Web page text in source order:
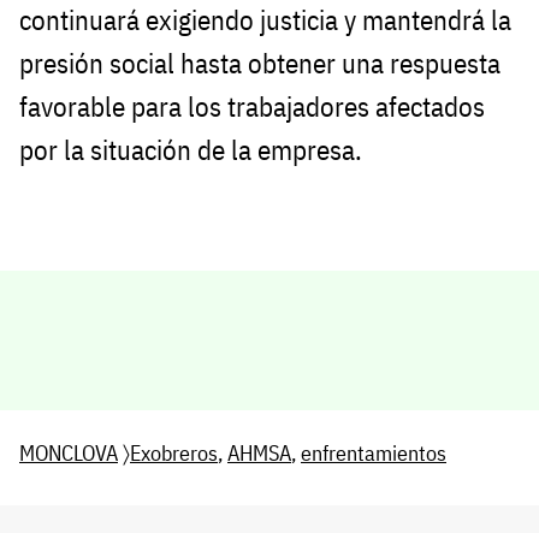
continuará exigiendo justicia y mantendrá la
presión social hasta obtener una respuesta
favorable para los trabajadores afectados
por la situación de la empresa.
MONCLOVA〉Exobreros,AHMSA,enfrentamientos